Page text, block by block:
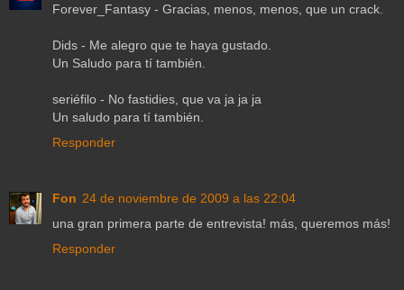
Forever_Fantasy - Gracias, menos, menos, que un crack.
Dids - Me alegro que te haya gustado.
Un Saludo para tí también.
seriéfilo - No fastidies, que va ja ja ja
Un saludo para tí también.
Responder
Fon 24 de noviembre de 2009 a las 22:04
una gran primera parte de entrevista! más, queremos más!
Responder